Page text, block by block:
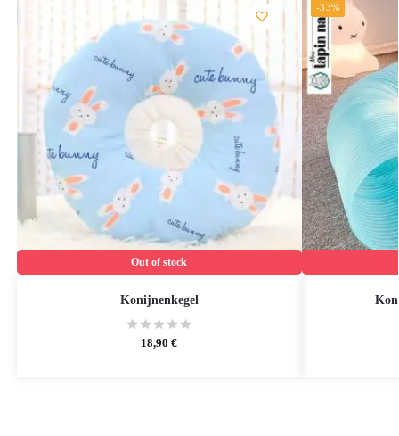
Out of stock
Konijnenkegel
18,90€
-33%